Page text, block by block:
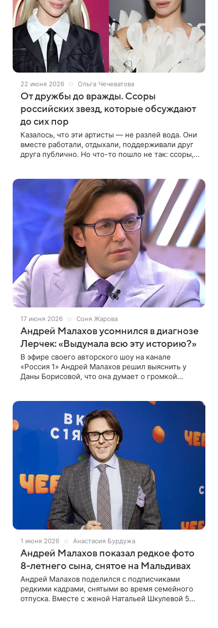
22 июня 2026 Ольга Чечеватова
От дружбы до вражды. Ссоры
российских звезд, которые обсуждают
до сих пор
Казалось, что эти артисты — не разлей вода. Они
вместе работали, отдыхали, поддерживали друг
друга публично. Но что-то пошло не так: ссоры,
17 июня 2026 Соня Жарова
Андрей Малахов усомнился в диагнозе
Лерчек: «Выдумала всю эту историю?»
В эфире своего авторского шоу на канале
«Россия 1» Андрей Малахов решил выяснить у
Даны Борисовой, что она думает о громкой
1 июня 2026 Анастасия Бурдужа
Андрей Малахов показал редкое фото
8-летнего сына, снятое на Мальдивах
Андрей Малахов поделился с подписчиками
редкими кадрами, снятыми во время семейного
отпуска. Вместе с женой Натальей Шкулевой 54-